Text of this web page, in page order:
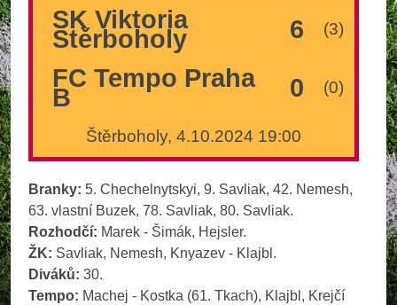
SK Viktoria
Štěrboholy 6 (3)
FC Tempo Praha
B 0 (0)
Štěrboholy, 4.10.2024 19:00
Branky: 5. Chechelnytskyi, 9. Savliak, 42. Nemesh,
63. vlastní Buzek, 78. Savliak, 80. Savliak.
Rozhodčí: Marek - Šimák, Hejsler.
ŽK: Savliak, Nemesh, Knyazev - Klajbl.
Diváků: 30.
Tempo: Machej - Kostka (61. Tkach), Klajbl, Krejčí